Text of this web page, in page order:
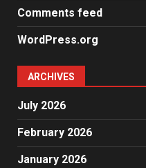
Comments feed
WordPress.org
ARCHIVES
July 2026
February 2026
January 2026